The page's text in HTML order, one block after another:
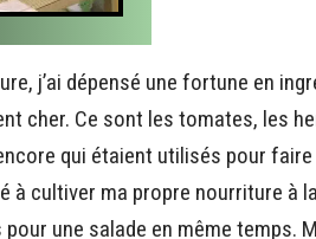
j’ai dépensé une fortune en
cher. Ce sont les tomates, les
qui étaient utilisés pour
à cultiver ma propre nourriture à
une salade en même temps.